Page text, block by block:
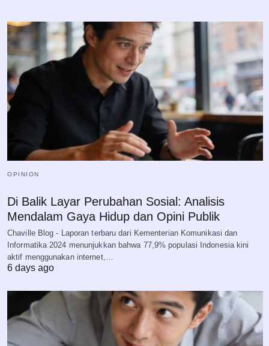
OPINION
Di Balik Layar Perubahan Sosial: Analisis
Mendalam Gaya Hidup dan Opini Publik
Chaville Blog - Laporan terbaru dari Kementerian Komunikasi dan
Informatika 2024 menunjukkan bahwa 77,9% populasi Indonesia kini
aktif menggunakan internet,…
6 days ago